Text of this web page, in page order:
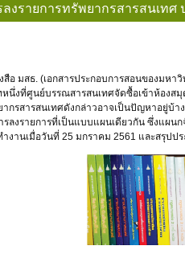
งรายการทรัพยากรสารสนเทศ
หนึ่งที่ศูนย์บรรณสารสนเทศจัดซื้อเข้าห้องส
กรสารสนเทศดังกล่าวอาจเป็นปัญหาอยู่บ้า
รลงรายการที่เป็นแบบแผนเดียวกัน ซึ่งแผน
ำงานเมื่อวันที่ 25 มกราคม 2561 และสรุปป